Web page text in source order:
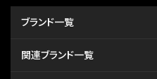
ブランド一覧
関連ブランド一覧